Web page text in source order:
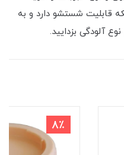
قابلیت شستشو دارد و به
آلودگی بزدایید.
8٪